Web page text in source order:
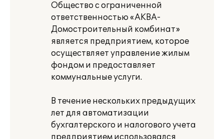
Общество с ограниченной
ответственностью «АКВА-
Домостроительный комбинат»
является предприятием, которое
осуществляет управление жилым
фондом и предоставляет
коммунальные услуги.
В течение нескольких предыдущих
лет для автоматизации
бухгалтерского и налогового учета
предприятием использовался